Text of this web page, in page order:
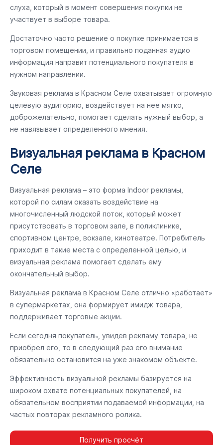
слуха, который в момент совершения покупки не
участвует в выборе товара.
Достаточно часто решение о покупке принимается в
торговом помещении, и правильно поданная аудио
информация направит потенциального покупателя в
нужном направлении.
Звуковая реклама в Красном Селе охватывает огромную
целевую аудиторию, воздействует на нее мягко,
доброжелательно, помогает сделать нужный выбор, а
не навязывает определенного мнения.
Визуальная реклама в Красном
Селе
Визуальная реклама – это форма Indoor рекламы,
которой по силам оказать воздействие на
многочисленный людской поток, который может
присутствовать в торговом зале, в поликлинике,
спортивном центре, вокзале, кинотеатре. Потребитель
приходит в такие места с определенной целью, и
визуальная реклама помогает сделать ему
окончательный выбор.
Визуальная реклама в Красном Селе отлично «работает»
в супермаркетах, она формирует имидж товара,
поддерживает торговые акции.
Если сегодня покупатель, увидев рекламу товара, не
приобрел его, то в следующий раз его внимание
обязательно остановится на уже знакомом объекте.
Эффективность визуальной рекламы базируется на
широком охвате потенциальных покупателей, на
обязательном восприятии подаваемой информации, на
частых повторах рекламного ролика.
Получить просчёт